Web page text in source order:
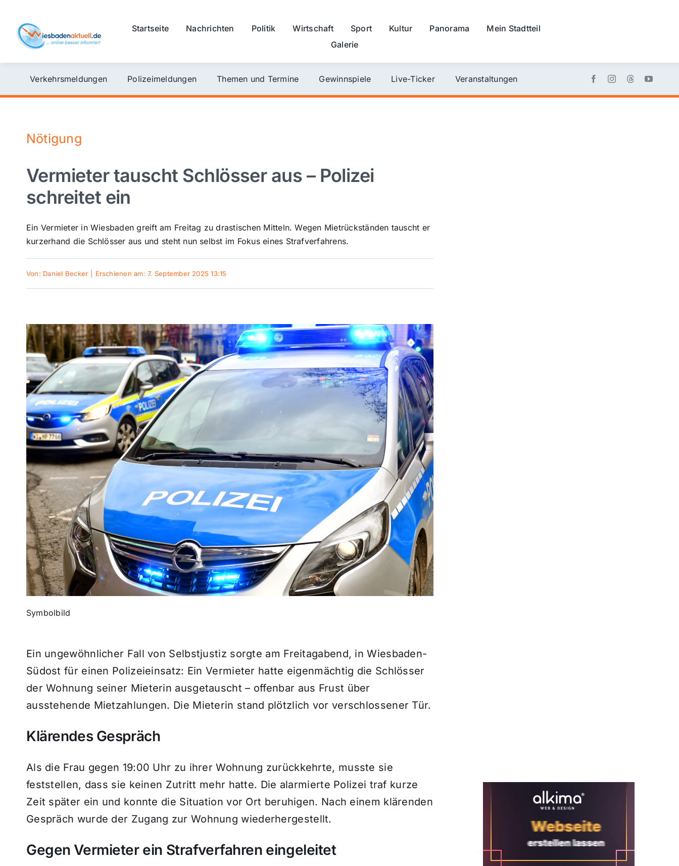
content
Startseite Nachrichten Politik Wirtschaft Sport Kultur Panorama
Mein Stadtteil
Galerie
Verkehrsmeldungen Polizeimeldungen Themen und Termine Gewinnspiele Live-Ticker Veranstaltungen
Nötigung
Vermieter tauscht Schlösser aus – Polizei
schreitet ein
Ein Vermieter in Wiesbaden greift am Freitag zu drastischen Mitteln. Wegen Mietrückständen tauscht er
kurzerhand die Schlösser aus und steht nun selbst im Fokus eines Strafverfahrens.
Von: Daniel Becker Erschienen am: 7. September 2025 13:15
Symbolbild
Ein ungewöhnlicher Fall von Selbstjustiz sorgte am Freitagabend, in Wiesbaden-
Südost für einen Polizeieinsatz: Ein Vermieter hatte eigenmächtig die Schlösser
der Wohnung seiner Mieterin ausgetauscht – offenbar aus Frust über
ausstehende Mietzahlungen. Die Mieterin stand plötzlich vor verschlossener Tür.
Klärendes Gespräch
Als die Frau gegen 19:00 Uhr zu ihrer Wohnung zurückkehrte, musste sie
feststellen, dass sie keinen Zutritt mehr hatte. Die alarmierte Polizei traf kurze
Zeit später ein und konnte die Situation vor Ort beruhigen. Nach einem klärenden
Gespräch wurde der Zugang zur Wohnung wiederhergestellt.
Gegen Vermieter ein Strafverfahren eingeleitet